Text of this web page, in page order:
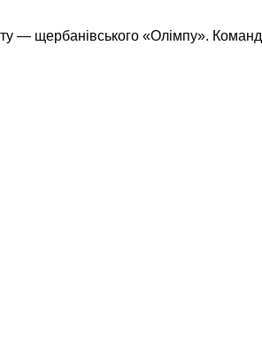
— щербанівського «Олімпу».